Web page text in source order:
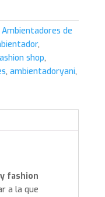
Ambientadores de
,
shop,
, ambientadoryani,
fashion
a la que